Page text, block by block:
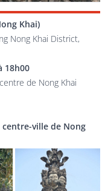
Khai)
Nong Khai District,
18h00
de Nong Khai
centre-ville de Nong